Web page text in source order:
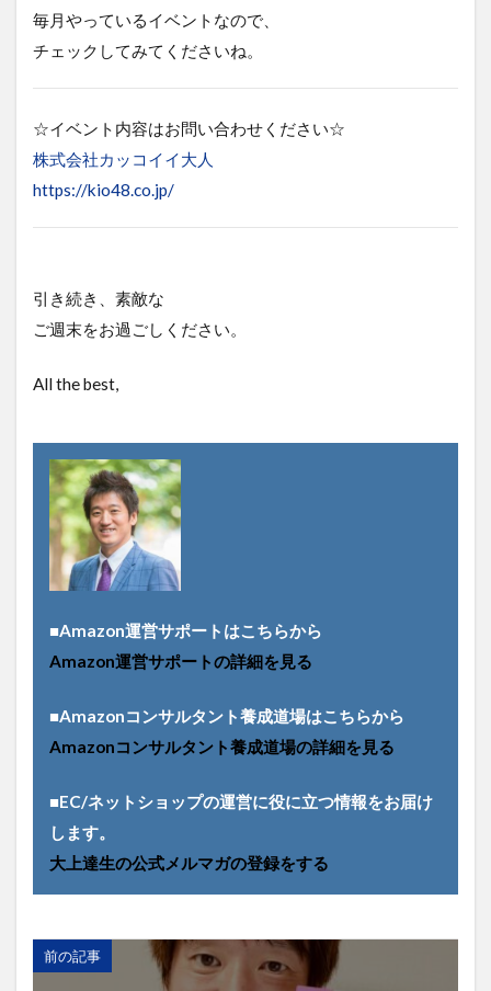
毎月やっているイベントなので、
チェックしてみてくださいね。
☆イベント内容はお問い合わせください☆
株式会社カッコイイ大人
https://kio48.co.jp/
引き続き、素敵な
ご週末をお過ごしください。
All the best,
■Amazon運営サポートはこちらから
Amazon運営サポートの詳細を見る
■Amazonコンサルタント養成道場はこちらから
Amazonコンサルタント養成道場の詳細を見る
■EC/ネットショップの運営に役に立つ情報をお届け
します。
大上達生の公式メルマガの登録をする
前の記事